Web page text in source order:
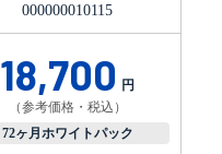
000000010115
18,700 円
（参考価格・税込）
72ヶ月ホワイトパック